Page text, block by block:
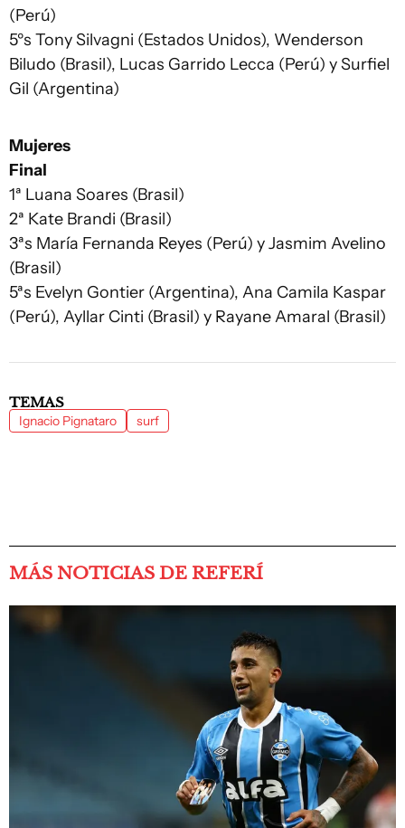
(Perú)
5ºs Tony Silvagni (Estados Unidos), Wenderson
Biludo (Brasil), Lucas Garrido Lecca (Perú) y Surfiel
Gil (Argentina)
Mujeres
Final
1ª Luana Soares (Brasil)
2ª Kate Brandi (Brasil)
3ªs María Fernanda Reyes (Perú) y Jasmim Avelino
(Brasil)
5ªs Evelyn Gontier (Argentina), Ana Camila Kaspar
(Perú), Ayllar Cinti (Brasil) y Rayane Amaral (Brasil)
TEMAS
Ignacio Pignataro surf
MÁS NOTICIAS DE REFERÍ